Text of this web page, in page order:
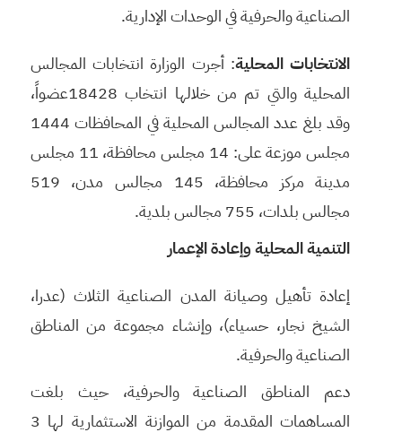
الصناعية والحرفية في الوحدات الإدارية.
الانتخابات المحلية: أجرت الوزارة انتخابات المجالس
المحلية والتي تم من خلالها انتخاب 18428عضواً،
وقد بلغ عدد المجالس المحلية في المحافظات 1444
مجلس موزعة على: 14 مجلس محافظة، 11 مجلس
مدينة مركز محافظة، 145 مجالس مدن، 519
مجالس بلدات، 755 مجالس بلدية.
التنمية المحليةوإعادة الإعمار
إعادة تأهيل وصيانة المدن الصناعية الثلاث (عدرا،
الشيخ نجار، حسياء)، وإنشاء مجموعة من المناطق
الصناعية والحرفية.
دعم المناطق الصناعية والحرفية، حيث بلغت
المساهمات المقدمة من الموازنة الاستثمارية لها 3